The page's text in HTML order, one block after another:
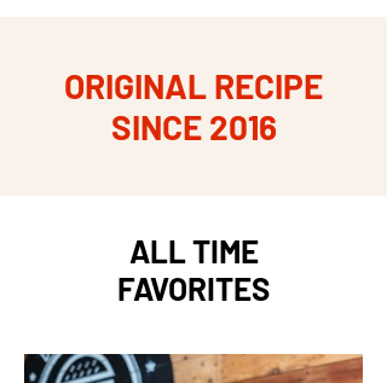
ORIGINAL RECIPE
SINCE 2016
ALL TIME
FAVORITES